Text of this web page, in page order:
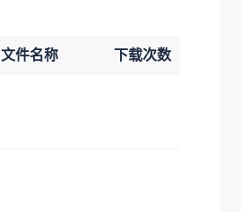
文件名称 下载次数